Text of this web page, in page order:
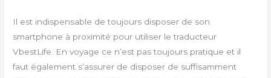
Il est indispensable de toujours disposer de son
smartphone à proximité pour utiliser le traducteur
VbestLife. En voyage ce n’est pas toujours pratique et il
faut également s’assurer de disposer de suffisamment